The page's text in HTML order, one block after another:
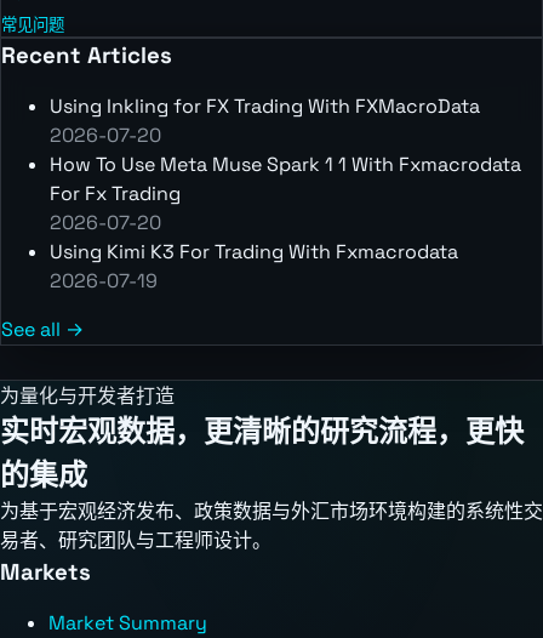
常见问题
Recent Articles
Using Inkling for FX Trading With FXMacroData
2026-07-20
How To Use Meta Muse Spark 1 1 With Fxmacrodata
For Fx Trading
2026-07-20
Using Kimi K3 For Trading With Fxmacrodata
2026-07-19
See all →
为量化与开发者打造
实时宏观数据，更清晰的研究流程，更快
的集成
为基于宏观经济发布、政策数据与外汇市场环境构建的系统性交
易者、研究团队与工程师设计。
Markets
Market Summary